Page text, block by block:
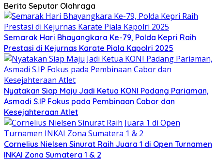
Berita Seputar Olahraga
Semarak Hari Bhayangkara Ke-79, Polda Kepri Raih
Prestasi di Kejurnas Karate Piala Kapolri 2025
Nyatakan Siap Maju Jadi Ketua KONI Padang Pariaman,
Asmadi S.IP Fokus pada Pembinaan Cabor dan
Kesejahteraan Atlet
Cornelius Nielsen Sinurat Raih Juara 1 di Open Turnamen
INKAI Zona Sumatera 1 & 2